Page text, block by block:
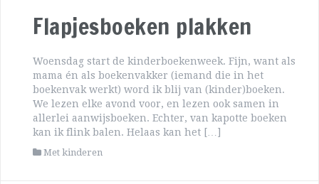
Flapjesboeken plakken
Woensdag start de kinderboekenweek. Fijn, want als
mama én als boekenvakker (iemand die in het
boekenvak werkt) word ik blij van (kinder)boeken.
We lezen elke avond voor, en lezen ook samen in
allerlei aanwijsboeken. Echter, van kapotte boeken
kan ik flink balen. Helaas kan het […]
Met kinderen